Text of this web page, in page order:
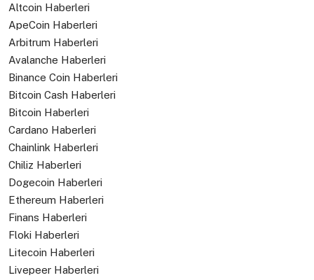
Altcoin Haberleri
ApeCoin Haberleri
Arbitrum Haberleri
Avalanche Haberleri
Binance Coin Haberleri
Bitcoin Cash Haberleri
Bitcoin Haberleri
Cardano Haberleri
Chainlink Haberleri
Chiliz Haberleri
Dogecoin Haberleri
Ethereum Haberleri
Finans Haberleri
Floki Haberleri
Litecoin Haberleri
Livepeer Haberleri